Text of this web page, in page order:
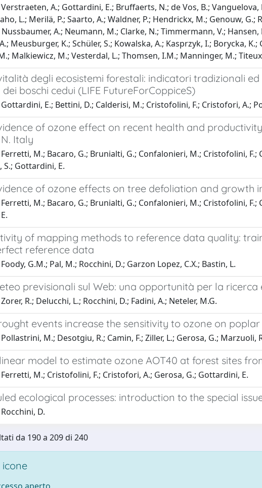
A.; Gottardini, E.; Bruffaerts, N.; de Vos, B.; Vanguelova,
L.; Merilä, P.; Saarto, A.; Waldner, P.; Hendrickx, M.; Genouw, G.;
Nussbaumer, A.; Neumann, M.; Clarke, N.; Timmermann, V.;
Meusburger, K.; Schüler, S.; Kowalska, A.; Kasprzyk, I.; Borycka,
Malkiewicz, M.; Vesterdal, L.; Thomsen, I.M.; Manninger, M.;
degli ecosistemi forestali: indicatori tradizionali
boschi cedui (LIFE FutureForCoppiceS)
E.; Bettini, D.; Calderisi, M.; Cristofolini, F.; Cristofori, A.;
of ozone effect on recent health and
Italy
M.; Bacaro, G.; Brunialti, G.; Confalonieri, M.; Cristofolini, F.;
Gottardini, E.
of ozone effects on tree defoliation and growth
M.; Bacaro, G.; Brunialti, G.; Confalonieri, M.; Cristofolini, F.;
of mapping methods to reference data quality:
reference data
G.M.; Pal, M.; Rocchini, D.; Garzon Lopez, C.X.; Bastin, L.
previsionali sul Web: una opportunità per la ricerca
R.; Delucchi, L.; Rocchini, D.; Fadini, A.; Neteler, M.G.
events increase the sensitivity to ozone on
M.; Desotgiu, R.; Camin, F.; Ziller, L.; Gerosa, G.; Marzuoli,
model to estimate ozone AOT40 at forest sites
M.; Cristofolini, F.; Cristofori, A.; Gerosa, G.; Gottardini, E.
ecological processes: introduction to the special
D.
da 190 a 209 di 240